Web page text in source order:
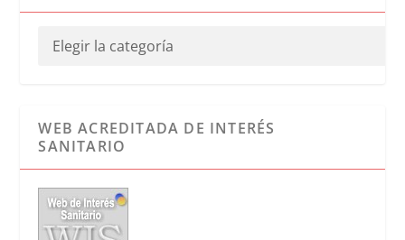
WEB ACREDITADA DE INTERÉS
SANITARIO